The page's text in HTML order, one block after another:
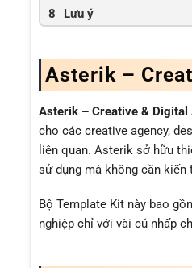
Lưu ý
Asterik –
Asterik – Creative & Digital
cho các creative agency,
liên quan. Asterik sở hữu
sử dụng mà không cần kiến
Bộ Template Kit này bao
nghiệp chỉ với vài cú nhấp